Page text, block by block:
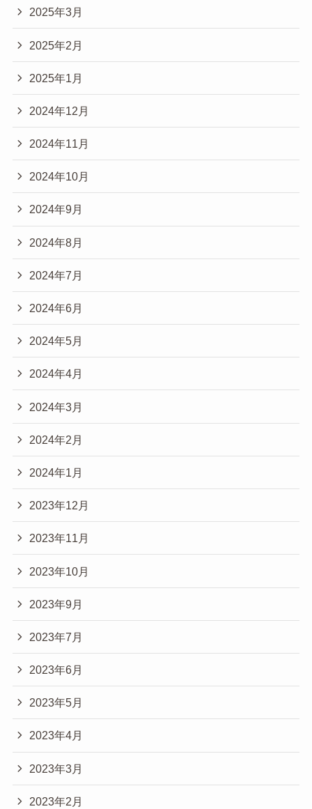
2025年3月
2025年2月
2025年1月
2024年12月
2024年11月
2024年10月
2024年9月
2024年8月
2024年7月
2024年6月
2024年5月
2024年4月
2024年3月
2024年2月
2024年1月
2023年12月
2023年11月
2023年10月
2023年9月
2023年7月
2023年6月
2023年5月
2023年4月
2023年3月
2023年2月